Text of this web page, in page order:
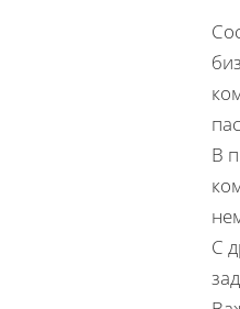
В
С